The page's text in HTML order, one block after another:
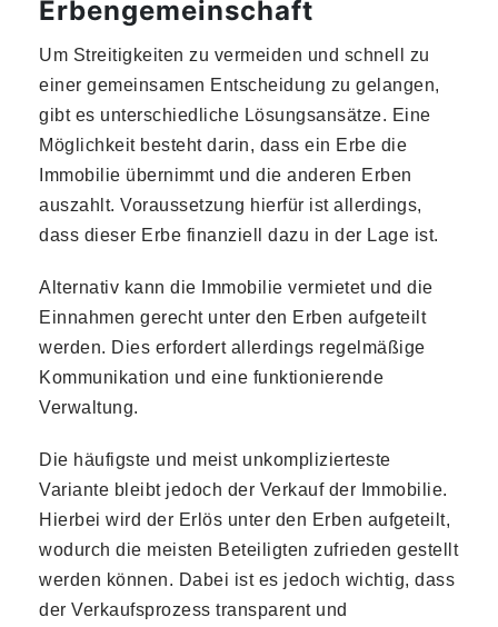
Erbengemeinschaft
Um Streitigkeiten zu vermeiden und schnell zu
einer gemeinsamen Entscheidung zu gelangen,
gibt es unterschiedliche Lösungsansätze. Eine
Möglichkeit besteht darin, dass ein Erbe die
Immobilie übernimmt und die anderen Erben
auszahlt. Voraussetzung hierfür ist allerdings,
dass dieser Erbe finanziell dazu in der Lage ist.
Alternativ kann die Immobilie vermietet und die
Einnahmen gerecht unter den Erben aufgeteilt
werden. Dies erfordert allerdings regelmäßige
Kommunikation und eine funktionierende
Verwaltung.
Die häufigste und meist unkomplizierteste
Variante bleibt jedoch der Verkauf der Immobilie.
Hierbei wird der Erlös unter den Erben aufgeteilt,
wodurch die meisten Beteiligten zufrieden gestellt
werden können. Dabei ist es jedoch wichtig, dass
der Verkaufsprozess transparent und